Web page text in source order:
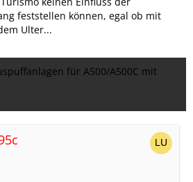
feststellen können, egal ob mit
Ulter...
für A500/A500C mit